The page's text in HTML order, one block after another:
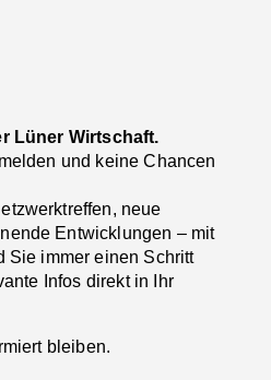
Lüner Wirtschaft.
und keine Chancen
neue
Entwicklungen – mit
Sie immer einen Schritt
Infos direkt in Ihr
bleiben.